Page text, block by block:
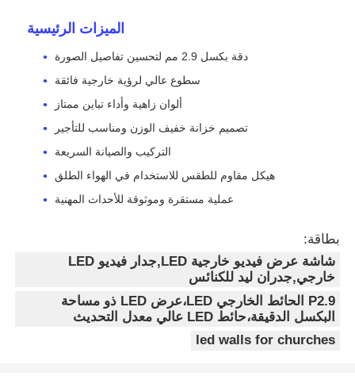
الميزات الرئيسية
دقة بكسل 2.9 مم لتحسين تفاصيل الصورة
سطوع عالي لرؤية خارجية فائقة
ألوان زاهية وأداء تباين ممتاز
تصميم خزانة خفيف الوزن ومناسب للتأجير
التركيب والصيانة السريعة
هيكل مقاوم للطقس للاستخدام في الهواء الطلق
عملية مستقرة وموثوقة للأحداث المهنية
بطاقة:
شاشة عرض فيديو خارجية LED,جدار فيديو LED
خارجي,جدران ليد للكنائس
P2.9 الحائط الخارجي LED،عرض LED ذو مساحة
البكسل الدقيقة،حائط LED عالي معدل التحديث
led walls for churches